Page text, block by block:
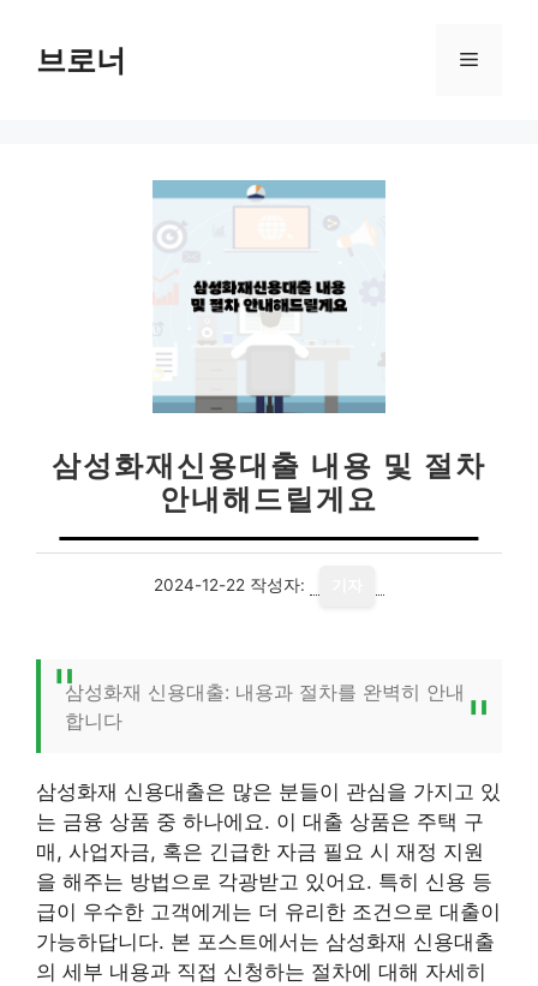
브로너 메
삼성화재신용대출 내용 및 절차
안내해드릴게요
2024-12-22 작성자:
삼성화재 신용대출: 내용과 절차를 완벽히 안내
합니다
삼성화재 신용대출은 많은 분들이 관심을 가지고 있
는 금융 상품 중 하나에요. 이 대출 상품은 주택 구
매, 사업자금, 혹은 긴급한 자금 필요 시 재정 지원
을 해주는 방법으로 각광받고 있어요. 특히 신용 등
급이 우수한 고객에게는 더 유리한 조건으로 대출이
가능하답니다. 본 포스트에서는 삼성화재 신용대출
의 세부 내용과 직접 신청하는 절차에 대해 자세히